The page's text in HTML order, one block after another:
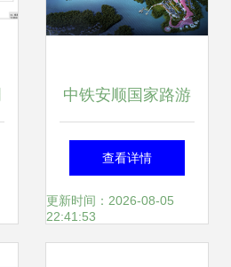
中铁安顺国家路游
公园项目开发策划|
景观设计|旅游度假
查看详情
更新时间：2026-08-05
22:41:53